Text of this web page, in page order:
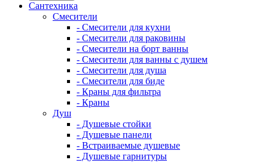
Сантехника
Смесители
- Смесители для кухни
- Смесители для раковины
- Смесители на борт ванны
- Смесители для ванны с душем
- Смесители для душа
- Смесители для биде
- Краны для фильтра
- Краны
Душ
- Душевые стойки
- Душевые панели
- Встраиваемые душевые
- Душевые гарнитуры